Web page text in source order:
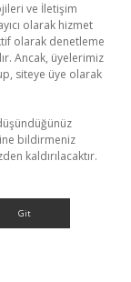
ve İletişim
olarak hizmet
olarak denetleme
Ancak, üyelerimiz
siteye üye olarak
bildirmeniz
kaldırılacaktır.